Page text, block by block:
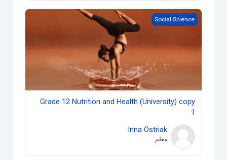
Grade 12 Nutrition and Health (University) copy 1
Social Science
Grade 12 Nutrition and Health (University) copy
1
Inna Ostriak
معلم